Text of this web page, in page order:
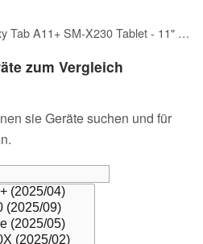
Samsung Galaxy Tab A11+ SM-X230 Tablet - 11" WUXGA - MediaTek Dimensity 7300 (4 nm) Octa-core - 8 GB - 256 GB Storage - Gray (Renewed)
zum Vergleich
sie Geräte suchen und für